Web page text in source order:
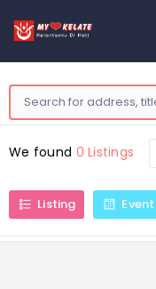
We found 0 Listings
Listing Event